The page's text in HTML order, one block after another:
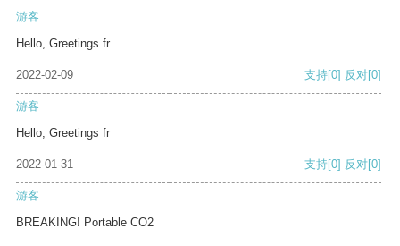
游客
Hello, Greetings fr
2022-02-09 支持[0] 反对[0]
游客
Hello, Greetings fr
2022-01-31 支持[0] 反对[0]
游客
BREAKING! Portable CO2